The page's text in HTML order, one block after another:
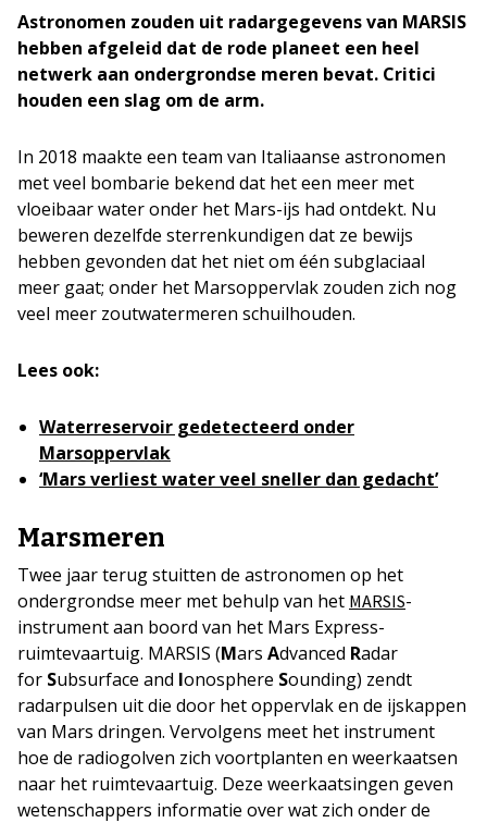
Astronomen zouden uit radargegevens van MARSIS
hebben afgeleid dat de rode planeet een heel
netwerk aan ondergrondse meren bevat. Critici
houden een slag om de arm.
In 2018 maakte een team van Italiaanse astronomen
met veel bombarie bekend dat het een meer met
vloeibaar water onder het Mars-ijs had ontdekt. Nu
beweren dezelfde sterrenkundigen dat ze bewijs
hebben gevonden dat het niet om één subglaciaal
meer gaat; onder het Marsoppervlak zouden zich nog
veel meer zoutwatermeren schuilhouden.
Lees ook:
Waterreservoir gedetecteerd onder
Marsoppervlak
‘Mars verliest water veel sneller dan gedacht’
Marsmeren
Twee jaar terug stuitten de astronomen op het
ondergrondse meer met behulp van het MARSIS-
instrument aan boord van het Mars Express-
ruimtevaartuig. MARSIS (Mars Advanced Radar
for Subsurface and Ionosphere Sounding) zendt
radarpulsen uit die door het oppervlak en de ijskappen
van Mars dringen. Vervolgens meet het instrument
hoe de radiogolven zich voortplanten en weerkaatsen
naar het ruimtevaartuig. Deze weerkaatsingen geven
wetenschappers informatie over wat zich onder de